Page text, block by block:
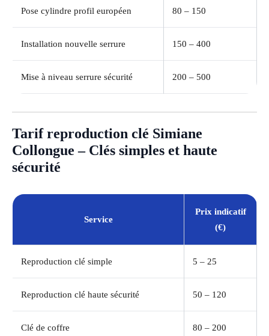
Pose cylindre profil européen 80 – 150
Installation nouvelle serrure 150 – 400
Mise à niveau serrure sécurité 200 – 500
Tarif reproduction clé Simiane
Collongue – Clés simples et haute
sécurité
Service
Prix indicatif
(€)
Reproduction clé simple 5 – 25
Reproduction clé haute sécurité 50 – 120
Clé de coffre 80 – 200